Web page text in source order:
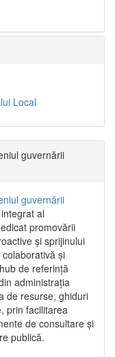
Local
guvernării
guvernării
al
promovării
și sprijinului
și
de referință
administrația
de resurse, ghiduri
prin facilitarea
de consultare și
publică.